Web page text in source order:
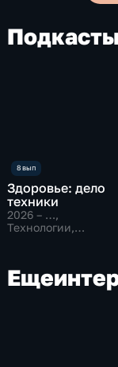
Здоровье: дело
техники
2026 – …,
Технологии,
Еще